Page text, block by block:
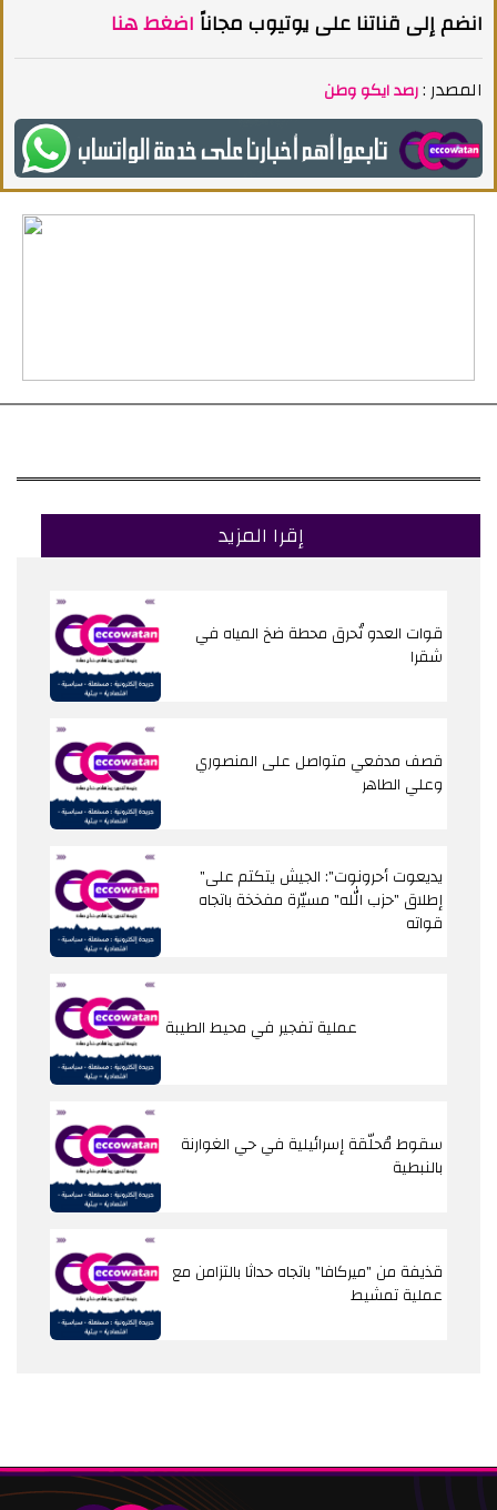
انضم إلى قناتنا على يوتيوب مجاناً اضغط هنا
المصدر :رصد ايكو وطن
إقرا المزيد
شقرا
قصف مدفعي متواصل على المنصوري
وعلي الطاهر
"يديعوت أحرونوت": الجيش يتكتم على
إطلاق "حزب الله" مسيّرة مفخخة باتجاه
قواته
عملية تفجير في محيط الطيبة
سقوط مُحلّقة إسرائيلية في حي الغوارنة
بالنبطية
قذيفة من "ميركافا" باتجاه حداثا بالتزامن مع
عملية تمشيط